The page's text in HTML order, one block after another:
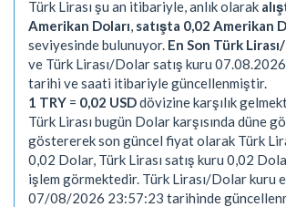
Türk Lirası şu an itibariyle, anlık olarak
Amerikan Doları satışta 0,02 Amerikan
seviyesinde bulunuyor. En Son Türk
ve Türk Lirası/Dolar satış kuru
tarihi ve saati itibariyle güncellenmiştir.
1 TRY = 0,02 USDdövizine karşılık
Türk Lirası bugün Dolar karşısında düne
göstererek son güncel fiyat olarak Türk
0,02 Dolar, Türk Lirası satış kuru 0,02
işlem görmektedir. Türk Lirası/Dolar kuru
07/08/2026 23:57:23 tarihinde